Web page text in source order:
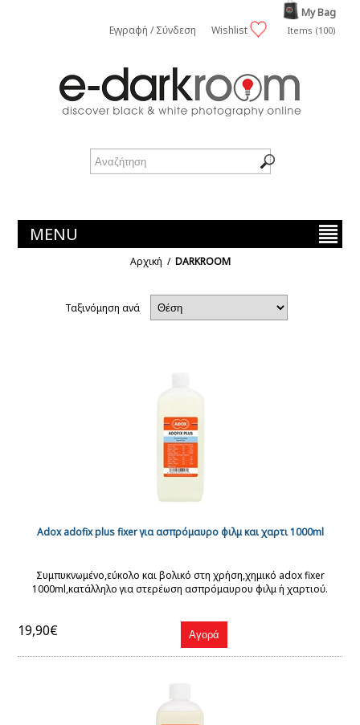
Εγγραφή / Σύνδεση Wishlist
My Bag
Items (100)
MENU
Αρχική / DARKROOM
Ταξινόμηση ανά
Adox adofix plus fixer για ασπρόμαυρο φιλμ και χαρτι 1000ml
Συμπυκνωμένο,εύκολο και βολικό στη χρήση,χημικό adox fixer
1000ml,κατάλληλο για στερέωση ασπρόμαυρου φιλμ ή χαρτιού.
19,90€